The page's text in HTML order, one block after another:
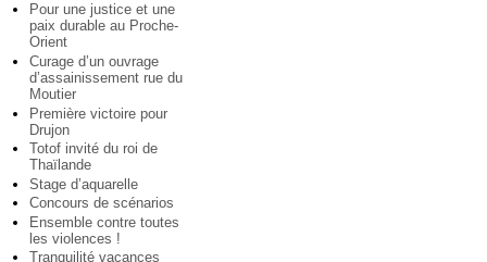
Pour une justice et une
paix durable au Proche-
Orient
Curage d’un ouvrage
d’assainissement rue du
Moutier
Première victoire pour
Drujon
Totof invité du roi de
Thaïlande
Stage d’aquarelle
Concours de scénarios
Ensemble contre toutes
les violences !
Tranquilité vacances